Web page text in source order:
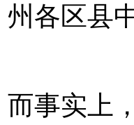
州各区县
而事实上